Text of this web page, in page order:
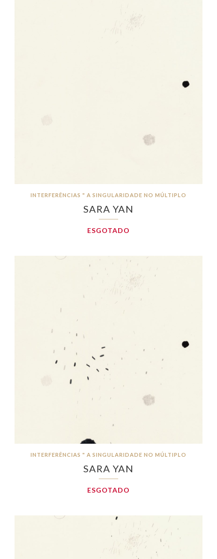
INTERFERÊNCIAS " A SINGULARIDADE NO MÚLTIPLO
SARA YAN
ESGOTADO
INTERFERÊNCIAS " A SINGULARIDADE NO MÚLTIPLO
SARA YAN
ESGOTADO